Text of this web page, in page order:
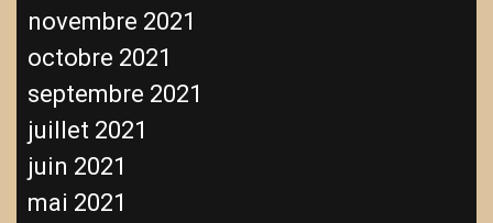
novembre 2021
octobre 2021
septembre 2021
juillet 2021
juin 2021
mai 2021